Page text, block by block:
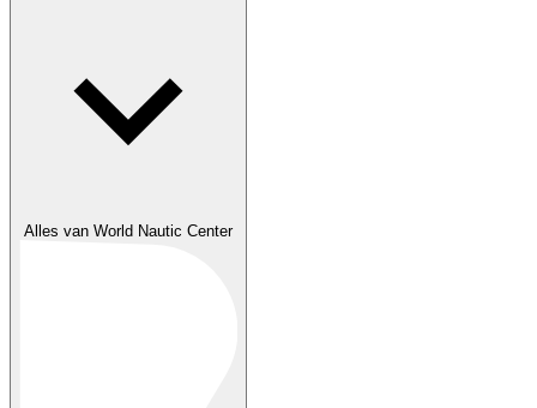
Alles van World Nautic Center